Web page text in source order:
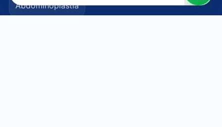
Abdominoplastia